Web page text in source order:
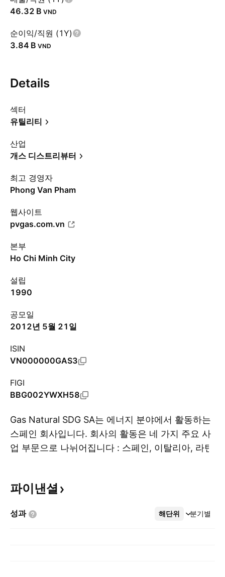
‪46.32 B‬ VND
순이익/직원 (1Y)
‪3.84 B‬ VND
Details
섹터
유틸리티
산업
개스 디스트리뷰터
최고 경영자
Phong Van Pham
웹사이트
pvgas.com.vn
본부
Ho Chi Minh City
설립
1990
공모일
2012년 5월 21일
ISIN
VN000000GAS3
FIGI
BBG002YWXH58
Gas Natural SDG SA는 에너지 분야에서 활동하는
스페인 회사입니다. 회사의 활동은 네 가지 주요 사
업 부문으로 나뉘어집니다 : 스페인, 이탈리아, 라틴
서 전기 유통 및 네트워크 자산을 제공하는 전기 유
제 고객 대상 소매, 산업, 발전소 및 도매에 종사하
파이낸셜
성과 해단위 분기별
더보기